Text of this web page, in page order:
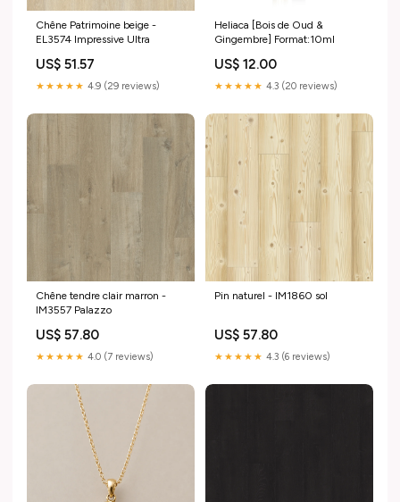
Chêne Patrimoine beige -
EL3574 Impressive Ultra
US$ 51.57
★★★★★ 4.9 (29 reviews)
Heliaca [Bois de Oud &
Gingembre] Format:10ml
US$ 12.00
★★★★★ 4.3 (20 reviews)
Chêne tendre clair marron -
IM3557 Palazzo
US$ 57.80
★★★★★ 4.0 (7 reviews)
Pin naturel - IM1860 sol
US$ 57.80
★★★★★ 4.3 (6 reviews)